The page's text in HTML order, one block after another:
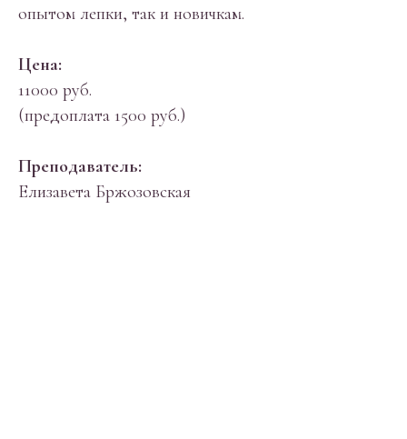
опытом лепки, так и новичкам.
Цена:
11000 руб.
(предоплата 1500 руб.)
Преподаватель:
Елизавета Бржозовская